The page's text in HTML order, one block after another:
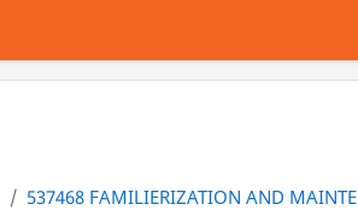
537468 FAMILIERIZATION AND